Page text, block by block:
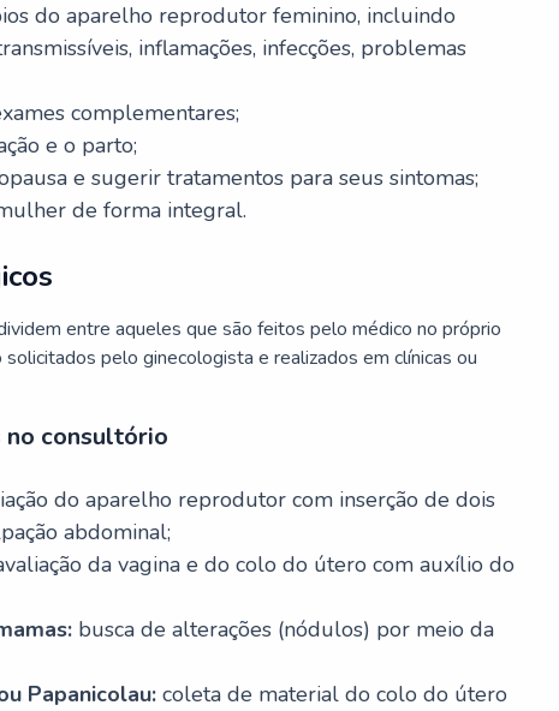
do aparelho reprodutor feminino, incluindo
inflamações, infecções, problemas
complementares;
e o parto;
e sugerir tratamentos para seus sintomas;
de forma integral.
entre aqueles que são feitos pelo médico no próprio
pelo ginecologista e realizados em clínicas ou
no consultório
do aparelho reprodutor com inserção de dois
abdominal;
da vagina e do colo do útero com auxílio do
busca de alterações (nódulos) por meio da
Papanicolau: coleta de material do colo do útero